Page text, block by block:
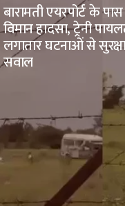
बारामती एयरपोर्ट के
विमान हादसा, ट्रेनी
लगातार घटनाओं से
सवाल